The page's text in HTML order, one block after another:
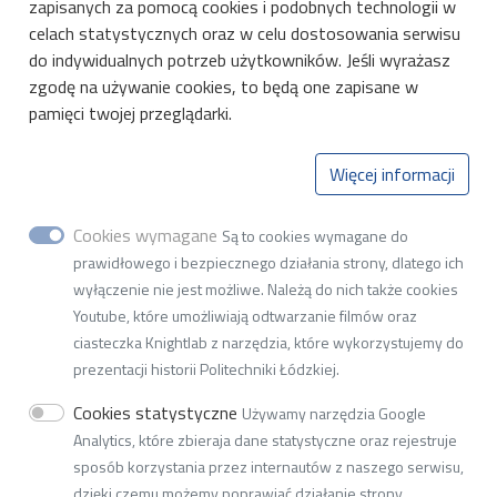
elektrycznych wysokich napięć
Oddziaływanie infrastruktury elektrycznej na
środowisko
Zespół Transportu i Przetwarzania
Energii
Transmisja informacji między torem a
pojazdem trakcyjnym dla potrzeb systemów
Protection, Automatic Train Control)
Modelowanie, symulacje i próby testowe
napędów trakcyjnych
Rozwój samochodów elektrycznych
Perspektywy rozwoju kolei dużych prędkości
w Polsce
Instytut Elektroenergetyki
Wydział Elektrotechniki, Elektroniki
Informatyki i Automatyki
ul. Bohdana Stefanowskiego 20, 90-537 Łódź
NIP 727-002-18-95
REGON 000001583
Linki
Wikamp
Biblioteka PŁ
Mapa Kampusu PŁ
zapisanych za pomocą cookies i podobnych technologii w
celach statystycznych oraz w celu dostosowania serwisu
do indywidualnych potrzeb użytkowników. Jeśli wyrażasz
zgodę na używanie cookies, to będą one zapisane w
pamięci twojej przeglądarki.
Więcej informacji
Cookies wymagane Są to cookies wymagane do
prawidłowego i bezpiecznego działania strony, dlatego ich
wyłączenie nie jest możliwe. Należą do nich także cookies
Youtube, które umożliwiają odtwarzanie filmów oraz
ciasteczka Knightlab z narzędzia, które wykorzystujemy do
prezentacji historii Politechniki Łódzkiej.
Cookies statystyczne Używamy narzędzia Google
Analytics, które zbieraja dane statystyczne oraz rejestruje
sposób korzystania przez internautów z naszego serwisu,